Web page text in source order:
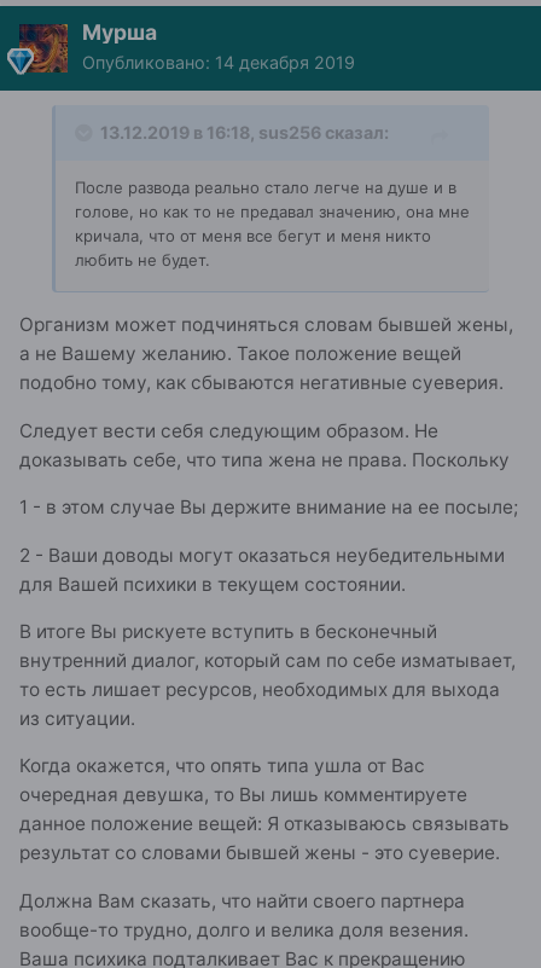
Мурша
Опубликовано: 14 декабря 2019
13.12.2019 в 16:18, sus256 сказал:
После развода реально стало легче на душе и в
голове, но как то не предавал значению, она мне
кричала, что от меня все бегут и меня никто
любить не будет.
Организм может подчиняться словам бывшей жены,
а не Вашему желанию. Такое положение вещей
подобно тому, как сбываются негативные суеверия.
Следует вести себя следующим образом. Не
доказывать себе, что типа жена не права. Поскольку
1 - в этом случае Вы держите внимание на ее посыле;
2 - Ваши доводы могут оказаться неубедительными
для Вашей психики в текущем состоянии.
В итоге Вы рискуете вступить в бесконечный
внутренний диалог, который сам по себе изматывает,
то есть лишает ресурсов, необходимых для выхода
из ситуации.
Когда окажется, что опять типа ушла от Вас
очередная девушка, то Вы лишь комментируете
данное положение вещей: Я отказываюсь связывать
результат со словами бывшей жены - это суеверие.
Должна Вам сказать, что найти своего партнера
вообще-то трудно, долго и велика доля везения.
Ваша психика подталкивает Вас к прекращению